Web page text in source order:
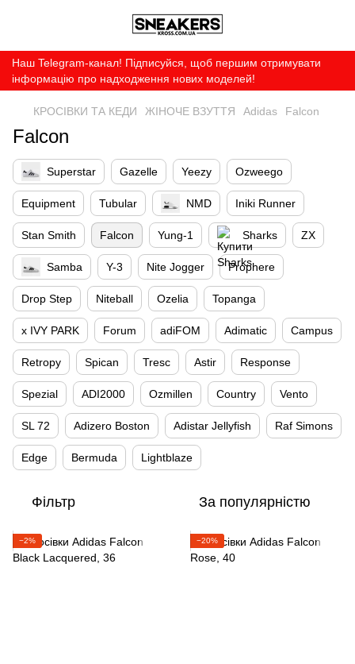
Наш Telegram-канал! Підписуйся, щоб першим отримувати
інформацію про надходження нових моделей!
КРОСІВКИ ТА КЕДИ ЖІНОЧЕ ВЗУТТЯ Adidas Falcon
Falcon
Superstar Gazelle Yeezy Ozweego
Equipment Tubular NMD Iniki Runner
Stan Smith Falcon Yung-1 Sharks ZX
Samba Y-3 Nite Jogger Prophere
Drop Step Niteball Ozelia Topanga
x IVY PARK Forum adiFOM Adimatic Campus
Retropy Spican Tresc Astir Response
Spezial ADI2000 Ozmillen Country Vento
SL 72 Adizero Boston Adistar Jellyfish Raf Simons
Edge Bermuda Lightblaze
Фільтр За популярністю
−2% −20%